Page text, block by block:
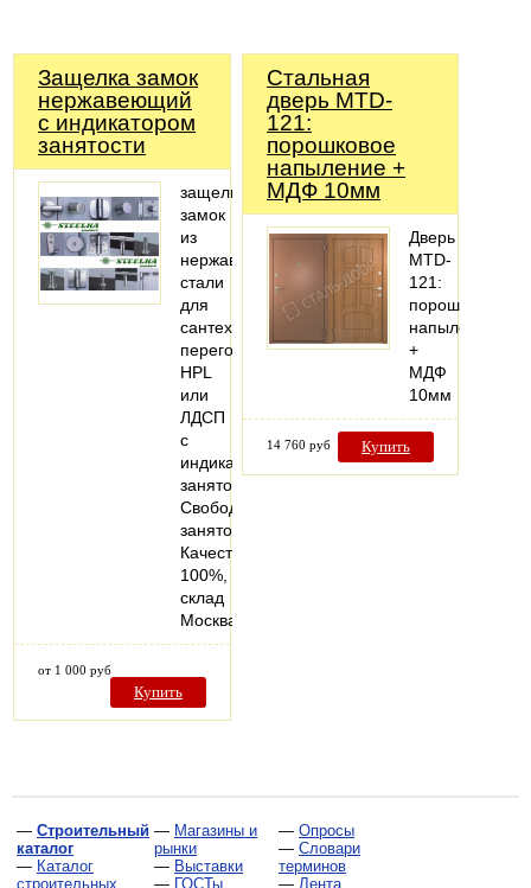
Защелка замок
нержавеющий
с индикатором
занятости
защелка
замок
из
нержавеющей
стали
для
сантехнических
перегородок
HPL
или
ЛДСП
с
индикатором
занятости
Свободно-
занято.
Качество
100%,
склад
Москва
от 1 000 руб
Купить
Стальная
дверь MTD-
121:
порошковое
напыление +
МДФ 10мм
Дверь
MTD-
121:
порошковое
напыление
+
МДФ
10мм
14 760 руб Купить
— Строительный
каталог
— Каталог
строительных
— Магазины и
рынки
— Выставки
— ГОСТы,
— Опросы
— Словари
терминов
— Лента